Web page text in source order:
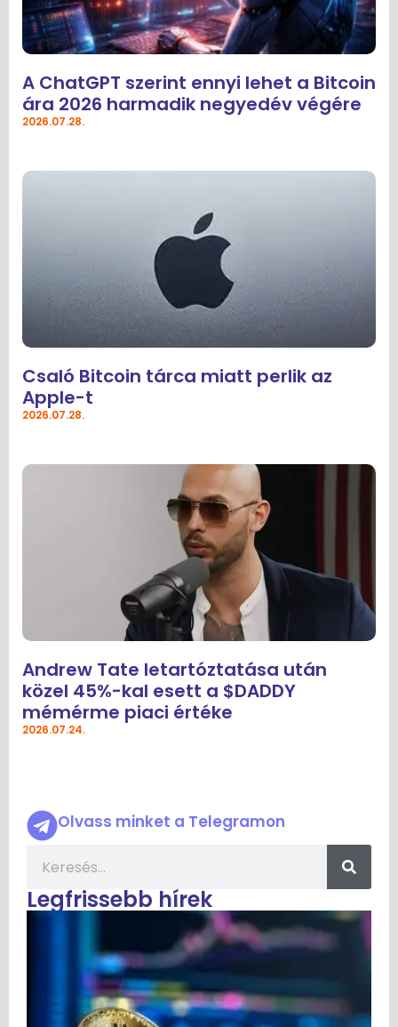
A ChatGPT szerint ennyi lehet a Bitcoin
ára 2026 harmadik negyedév végére
2026.07.28.
Csaló Bitcoin tárca miatt perlik az
Apple-t
2026.07.28.
Andrew Tate letartóztatása után
közel 45%-kal esett a $DADDY
mémérme piaci értéke
2026.07.24.
Olvass minket a Telegramon
Legfrissebb hírek